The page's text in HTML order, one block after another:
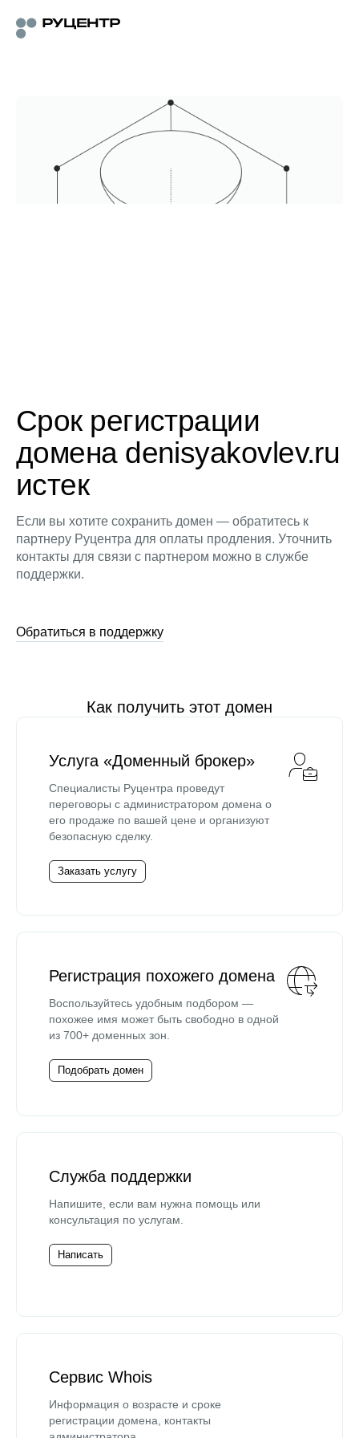
Срок регистрации
домена denisyakovlev.ru
истек
Если вы хотите сохранить домен — обратитесь к
партнеру Руцентра для оплаты продления. Уточнить
контакты для связи с партнером можно в службе
поддержки.
Обратиться в поддержку
Как получить этот домен
Услуга «Доменный брокер»
Специалисты Руцентра проведут
переговоры с администратором домена о
его продаже по вашей цене и организуют
безопасную сделку.
Заказать услугу
Регистрация похожего домена
Воспользуйтесь удобным подбором —
похожее имя может быть свободно в одной
из 700+ доменных зон.
Подобрать домен
Служба поддержки
Напишите, если вам нужна помощь или
консультация по услугам.
Написать
Сервис Whois
Информация о возрасте и сроке
регистрации домена, контакты